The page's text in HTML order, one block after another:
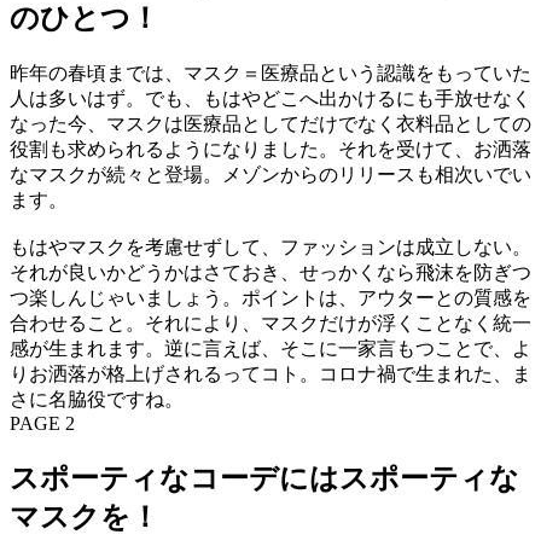
のひとつ！
昨年の春頃までは、マスク＝医療品という認識をもっていた
人は多いはず。でも、もはやどこへ出かけるにも手放せなく
なった今、マスクは医療品としてだけでなく衣料品としての
役割も求められるようになりました。それを受けて、お洒落
なマスクが続々と登場。メゾンからのリリースも相次いでい
ます。
もはやマスクを考慮せずして、ファッションは成立しない。
それが良いかどうかはさておき、せっかくなら飛沫を防ぎつ
つ楽しんじゃいましょう。ポイントは、アウターとの質感を
合わせること。それにより、マスクだけが浮くことなく統一
感が生まれます。逆に言えば、そこに一家言もつことで、よ
りお洒落が格上げされるってコト。コロナ禍で生まれた、ま
さに名脇役ですね。
PAGE 2
スポーティなコーデにはスポーティな
マスクを！